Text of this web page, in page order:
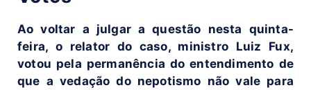
Ao voltar a julgar a questão nesta quinta-
feira, o relator do caso, ministro Luiz Fux,
votou pela permanência do entendimento de
que a vedação do nepotismo não vale para